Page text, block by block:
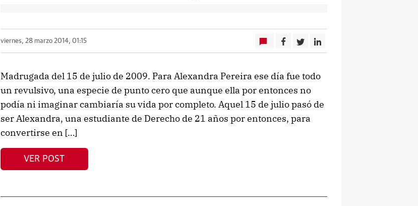
viernes, 28 marzo 2014, 01:15
Madrugada del 15 de julio de 2009. Para Alexandra Pereira ese día fue todo
un revulsivo, una especie de punto cero que aunque ella por entonces no
podía ni imaginar cambiaría su vida por completo. Aquel 15 de julio pasó de
ser Alexandra, una estudiante de Derecho de 21 años por entonces, para
convertirse en […]
VER POST